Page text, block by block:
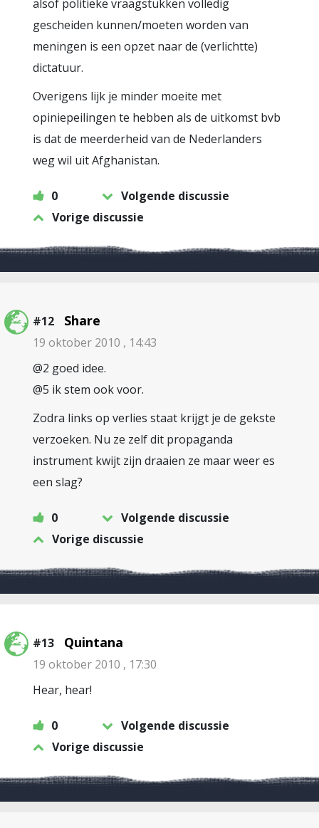
alsof politieke vraagstukken volledig
gescheiden kunnen/moeten worden van
meningen is een opzet naar de (verlichtte)
dictatuur.
Overigens lijk je minder moeite met
opiniepeilingen te hebben als de uitkomst bvb
is dat de meerderheid van de Nederlanders
weg wil uit Afghanistan.
0
Volgende discussie
Vorige discussie
#12 Share
19 oktober 2010 , 14:43
@2 goed idee.
@5 ik stem ook voor.
Zodra links op verlies staat krijgt je de gekste
verzoeken. Nu ze zelf dit propaganda
instrument kwijt zijn draaien ze maar weer es
een slag?
0
Volgende discussie
Vorige discussie
#13 Quintana
19 oktober 2010 , 17:30
Hear, hear!
0
Volgende discussie
Vorige discussie